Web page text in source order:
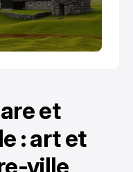
et
: art et
ville